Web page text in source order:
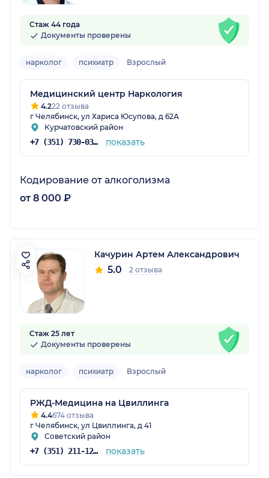
Стаж 44 года
Документы проверены
нарколог психиатр Взрослый
Медицинский центр Наркология
4.222 отзыва
г Челябинск, ул Хариса Юсупова, д 62А
Курчатовский район
+7 (351) 730-03-33 показать
Кодирование от алкоголизма
от 8 000 ₽
Качурин Артем Александрович
5.0 2 отзыва
Стаж 25 лет
Документы проверены
нарколог психиатр Взрослый
РЖД-Медицина на Цвиллинга
4.4674 отзыва
г Челябинск, ул Цвиллинга, д 41
Советский район
+7 (351) 211-12-04 показать